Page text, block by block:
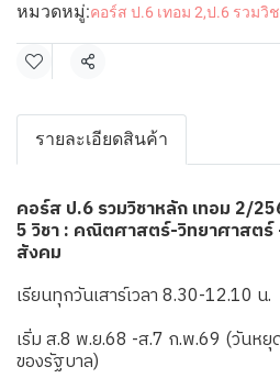
หมวดหมู่:คอร์ส ป.6 เทอม 2,ป.6 รวมวิ
แชร์
รายละเอียดสินค้า
คอร์ส ป.6 รวมวิชาหลัก เทอม 2/
5 วิชา : คณิตศาสตร์-วิทยาศาสตร์
สังคม
เรียนทุกวันเสาร์เวลา 8.30-12.10 น.
เริ่ม ส.8 พ.ย.68 -ส.7 ก.พ.69 (วันหยุ
ของรัฐบาล)